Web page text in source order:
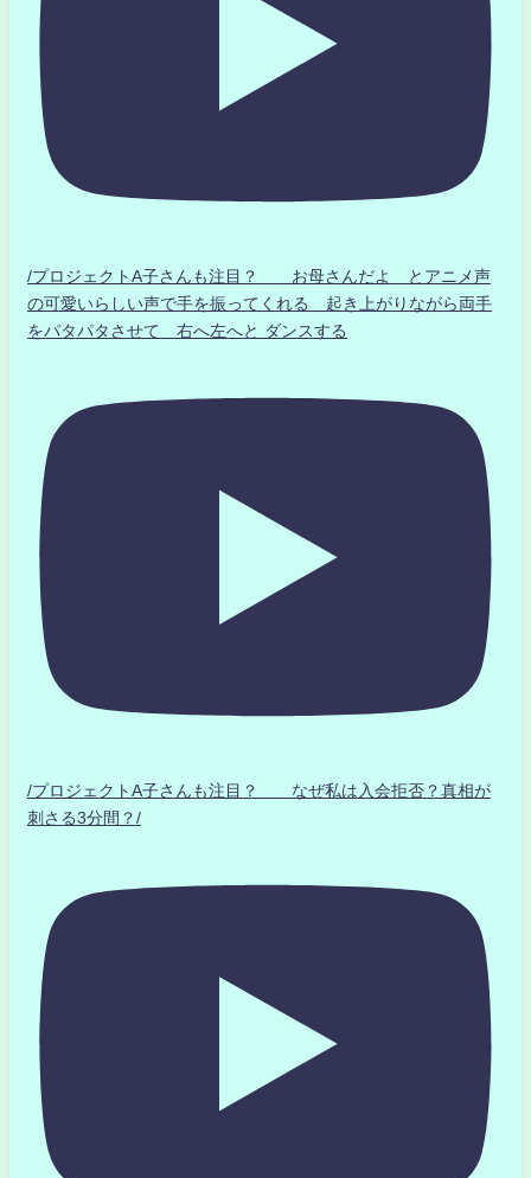
/プロジェクトA子さんも注目？ お母さんだよ とアニメ声
の可愛いらしい声で手を振ってくれる 起き上がりながら両手
をパタパタさせて 右へ左へと ダンスする
/プロジェクトA子さんも注目？ なぜ私は入会拒否？真相が
刺さる3分間？/